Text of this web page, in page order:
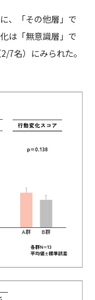
、「その他層」で
は「無意識層」で
7名）にみられた。